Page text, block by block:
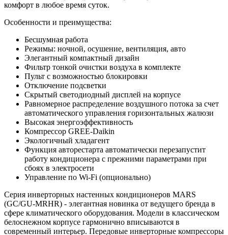
комфорт в любое время суток.
Особенности и преимущества:
Бесшумная работа
Режимы: ночной, осушение, вентиляция, авто
Элегантный компактный дизайн
Фильтр тонкой очистки воздуха в комплекте
Пульт с возможностью блокировки
Отключение подсветки
Скрытый светодиодный дисплей на корпусе
Равномерное распределение воздушного потока за счет
автоматического управления горизонтальных жалюзи
Высокая энергоэффективность
Компрессор GREE-Daikin
Экологичный хладагент
Функция авторестарта автоматически перезапустит
работу кондиционера с прежними параметрами при
сбоях в электросети
Управление по Wi-Fi (опционально)
Серия инверторных настенных кондиционеров MARS
(GC/GU-MRHR) - элегантная новинка от ведущего бренда в
сфере климатического оборудования. Модели в классическом
белоснежном корпусе гармонично вписываются в
современный интерьер. Передовые инверторные компрессоры